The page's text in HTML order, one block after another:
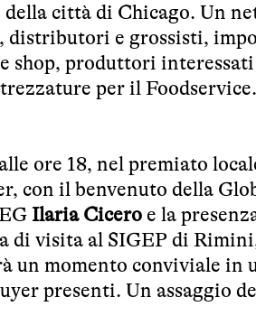
della città di Chicago. Un
distributori e grossisti,
shop, produttori
per il Foodservice.
ore 18, nel premiato
con il benvenuto della
Ilaria Cicero e la
di visita al SIGEP di
un momento conviviale in
presenti. Un assaggio